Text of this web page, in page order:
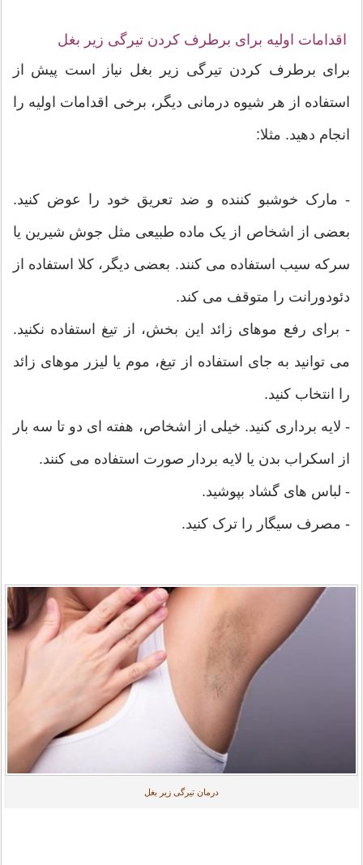
اقدامات اولیه برای برطرف کردن تیرگی زیر بغل
برای برطرف کردن تیرگی زیر بغل نیاز است پیش از
استفاده از هر شیوه درمانی دیگر، برخی اقدامات اولیه را
انجام دهید. مثلا:
- مارک خوشبو کننده و ضد تعریق خود را عوض کنید.
بعضی از اشخاص از یک ماده طبیعی مثل جوش شیرین یا
سرکه سیب استفاده می کنند. بعضی دیگر، کلا استفاده از
دئودورانت را متوقف می کند.
- برای رفع موهای زائد این بخش، از تیغ استفاده نکنید.
می توانید به جای استفاده از تیغ، موم یا لیزر موهای زائد
را انتخاب کنید.
- لایه برداری کنید. خیلی از اشخاص، هفته ای دو تا سه بار
از اسکراب بدن یا لایه بردار صورت استفاده می کنند.
- لباس های گشاد بپوشید.
- مصرف سیگار را ترک کنید.
درمان تیرگی زیر بغل